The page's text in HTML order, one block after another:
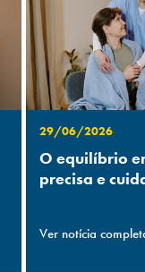
29/06/2026
O equilíbrio
precisa e
Ver notícia